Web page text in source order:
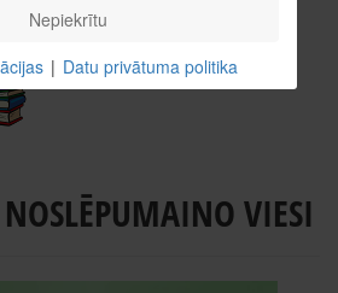
VIESI
Nepiekrītu
| Datu privātuma politika